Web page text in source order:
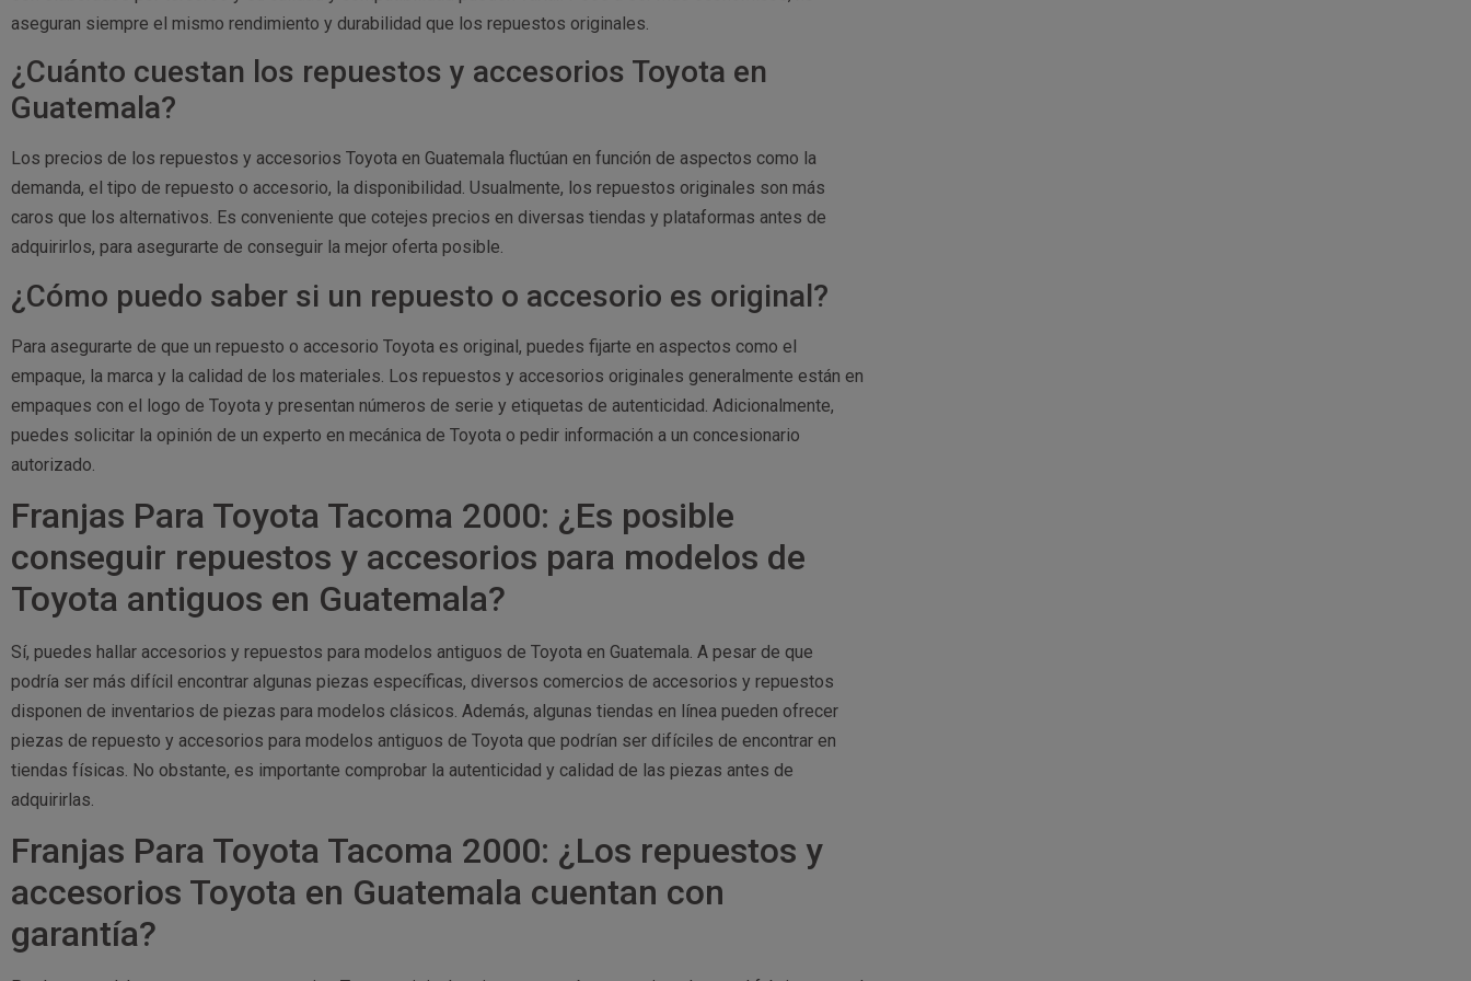
aseguran siempre el mismo rendimiento y durabilidad que los repuestos originales.
¿Cuánto cuestan los repuestos y accesorios Toyota en
Guatemala?
Los precios de los repuestos y accesorios Toyota en Guatemala fluctúan en función de aspectos como la
demanda, el tipo de repuesto o accesorio, la disponibilidad. Usualmente, los repuestos originales son más
caros que los alternativos. Es conveniente que cotejes precios en diversas tiendas y plataformas antes de
adquirirlos, para asegurarte de conseguir la mejor oferta posible.
¿Cómo puedo saber si un repuesto o accesorio es original?
Para asegurarte de que un repuesto o accesorio Toyota es original, puedes fijarte en aspectos como el
empaque, la marca y la calidad de los materiales. Los repuestos y accesorios originales generalmente están en
empaques con el logo de Toyota y presentan números de serie y etiquetas de autenticidad. Adicionalmente,
puedes solicitar la opinión de un experto en mecánica de Toyota o pedir información a un concesionario
autorizado.
Franjas Para Toyota Tacoma 2000: ¿Es posible
conseguir repuestos y accesorios para modelos de
Toyota antiguos en Guatemala?
Sí, puedes hallar accesorios y repuestos para modelos antiguos de Toyota en Guatemala. A pesar de que
podría ser más difícil encontrar algunas piezas específicas, diversos comercios de accesorios y repuestos
disponen de inventarios de piezas para modelos clásicos. Además, algunas tiendas en línea pueden ofrecer
piezas de repuesto y accesorios para modelos antiguos de Toyota que podrían ser difíciles de encontrar en
tiendas físicas. No obstante, es importante comprobar la autenticidad y calidad de las piezas antes de
adquirirlas.
Franjas Para Toyota Tacoma 2000: ¿Los repuestos y
accesorios Toyota en Guatemala cuentan con
garantía?